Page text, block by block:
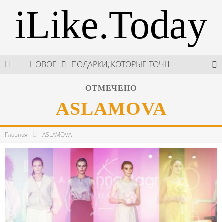
iLike.Today
НОВОЕ ПОДАРКИ, КОТОРЫЕ ТОЧНО ПОРАДУЮТ БЛИЗКИХ В МАЙСКИЕ ПРАЗДНИКИ
ШКОЛА ШЕФА: КУХНЯ НОВОГО ВРЕМЕНИ 2026
ОТМЕЧЕНО
ASLAMOVA
Главная ASLAMOVA